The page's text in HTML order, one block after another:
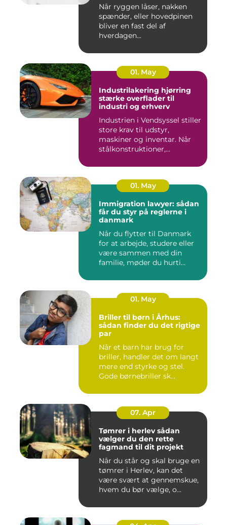
Når ryggen låser, nakken
spænder, eller hovedpinen
bliver en fast del af
hverdagen...
01. May
Industrilakering hjørring
stærke overflader til
industri og erhverv
Industrien i Vendsyssel stiller
store krav til udstyr,
maskiner og inventar. Når
stålkonstruktioner,...
01. May
Immigration lawyer: sådan
får du styr på reglerne i
danmark
Når du flytter til Danmark
for at arbejde, studere eller
være sammen med din
familie, møder du hurti...
01. May
Briller til børn i Århus:
sådan finder du det rigtige
par
Når et barn har brug for
briller, handler det om langt
mere end styrke og stel.
Gode børnebriller sk...
07. Apr
Tømrer i herlev sådan
vælger du den rette
fagmand til dit projekt
Når du står og skal bruge en
tømrer i Herlev, kan det
være svært at gennemskue,
hvem du bør vælge, o...